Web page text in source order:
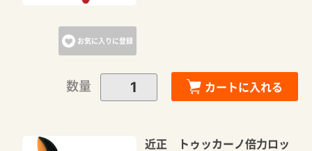
お気に入りに登録
数量 カートに入れる
近正 トゥッカーノ倍力ロッ